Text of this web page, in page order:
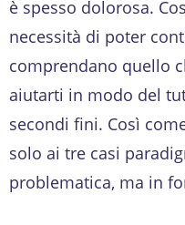
è spesso dolorosa.
necessità di poter
comprendano quello
aiutarti in modo del
secondi fini. Così
solo ai tre casi
problematica, ma in